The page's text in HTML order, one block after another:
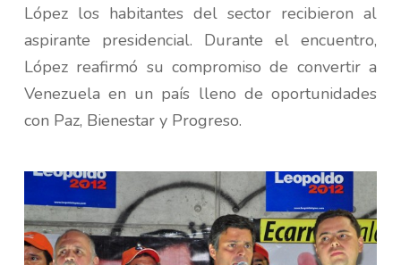
López los habitantes del sector recibieron al
aspirante presidencial. Durante el encuentro,
López reafirmó su compromiso de convertir a
Venezuela en un país lleno de oportunidades
con Paz, Bienestar y Progreso.